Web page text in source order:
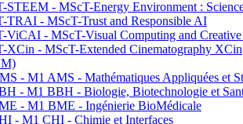
STEEM - MScT-Energy Environment :
TRAI - MScT-Trust and Responsible AI
ViCAI - MScT-Visual Computing and
XCin - MScT-Extended Cinematography XCin
- M1 AMS - Mathématiques Appliquées et
- M1 BBH - Biologie, Biotechnologie et
- M1 BME - Ingénierie BioMédicale
- M1 CHI - Chimie et Interfaces